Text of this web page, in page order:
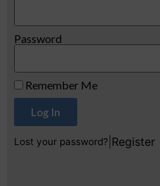
Password
Remember Me
Log In
Lost your password? Register